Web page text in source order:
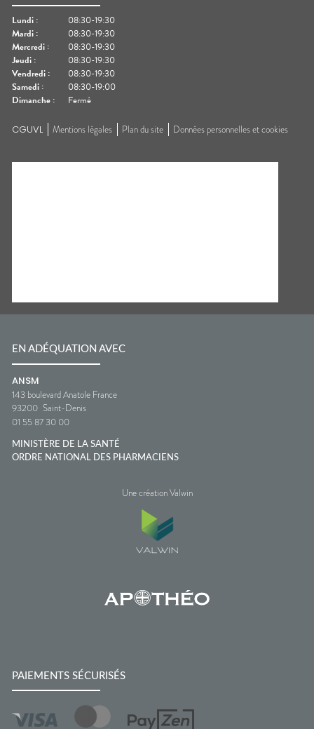
Lundi :
08:30-19:30
Mardi :
08:30-19:30
Mercredi :
08:30-19:30
Jeudi :
08:30-19:30
Vendredi :
08:30-19:30
Samedi :
08:30-19:00
Dimanche : Fermé
CGUVL Mentions légales Plan du site Données personnelles et cookies
EN ADÉQUATION AVEC
ANSM
143 boulevard Anatole France
93200 Saint-Denis
01 55 87 30 00
MINISTÈRE DE LA SANTÉ
ORDRE NATIONAL DES PHARMACIENS
Une création Valwin
PAIEMENTS SÉCURISÉS